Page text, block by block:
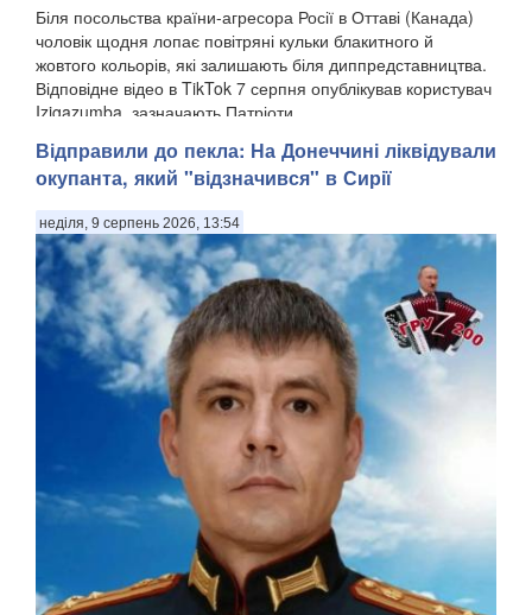
Біля посольства країни-агресора Росії в Оттаві (Канада)
чоловік щодня лопає повітряні кульки блакитного й
жовтого кольорів, які залишають біля диппредставництва.
Відповідне відео в TikTok 7 серпня опублікував користувач
Izigazumba, зазначають Патріоти ...
Відправили до пекла: На Донеччині ліквідували
окупанта, який "відзначився" в Сирії
неділя, 9 серпень 2026, 13:54